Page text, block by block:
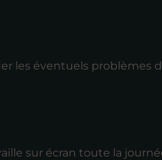
les éventuels problèmes
sur écran toute la